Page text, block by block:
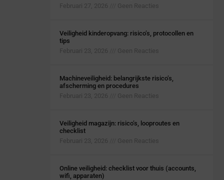
Februari 27, 2026
Geen Reacties
Veiligheid kinderopvang: risico’s, protocollen en
tips
Februari 23, 2026
Geen Reacties
Machineveiligheid: belangrijkste risico’s,
afscherming en procedures
Februari 23, 2026
Geen Reacties
Veiligheid magazijn: risico’s, looproutes en
checklist
Februari 23, 2026
Geen Reacties
Online veiligheid: checklist voor thuis (accounts,
wifi, apparaten)